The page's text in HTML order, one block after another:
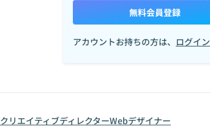
無料会員登録
アカウントお持ちの方は、 ログイン
クリエイティブディレクターWebデザイナー